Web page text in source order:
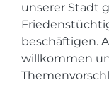
unserer Stadt
beschäftigen.
willkommen